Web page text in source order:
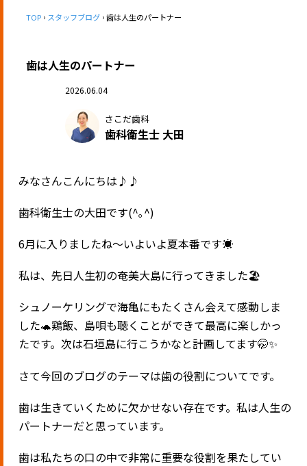
TOP スタッフブログ 歯は人生のパートナー
歯は人生のパートナー
2026.06.04
さこだ歯科
歯科衛生士 大田
みなさんこんにちは♪♪
歯科衛生士の大田です(^｡^)
6月に入りましたね〜いよいよ夏本番です☀️
私は、先日人生初の奄美大島に行ってきました🏖️
シュノーケリングで海亀にもたくさん会えて感動しま
した🐢鶏飯、島唄も聴くことができて最高に楽しかっ
たです。次は石垣島に行こうかなと計画してます🤭✨
さて今回のブログのテーマは歯の役割についてです。
歯は生きていくために欠かせない存在です。私は人生の
パートナーだと思っています。
歯は私たちの口の中で非常に重要な役割を果たしてい